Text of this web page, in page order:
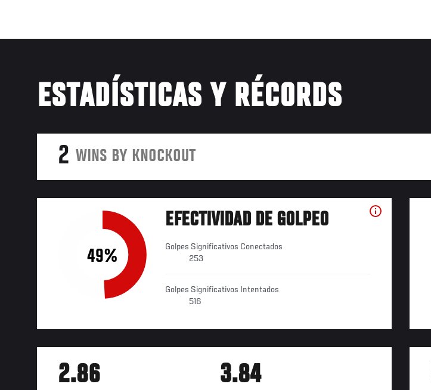
ESTADÍSTICAS Y RÉCORDS
2 WINS BY KNOCKOUT
49%
EFECTIVIDAD DE GOLPEO
Golpes Significativos Conectados
253
Golpes Significativos Intentados
516
2.86 3.84